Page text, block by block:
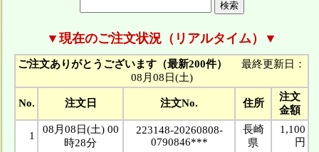
▼現在のご注文状況（リアルタイム）▼